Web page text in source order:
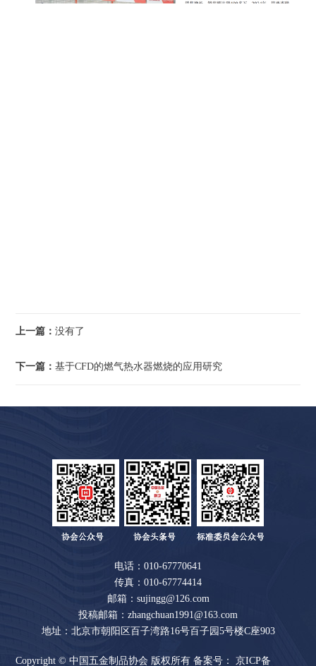
上一篇：没有了
下一篇：基于CFD的燃气热水器燃烧的应用研究
电话：010-67770641
传真：010-67774414
邮箱：sujingg@126.com
投稿邮箱：zhangchuan1991@163.com
地址：北京市朝阳区百子湾路16号百子园5号楼C座903
Copyright © 中国五金制品协会 版权所有 备案号：京ICP备